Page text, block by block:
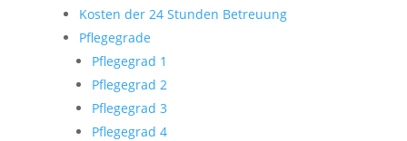
Kosten der 24 Stunden Betreuung
Pflegegrade
Pflegegrad 1
Pflegegrad 2
Pflegegrad 3
Pflegegrad 4